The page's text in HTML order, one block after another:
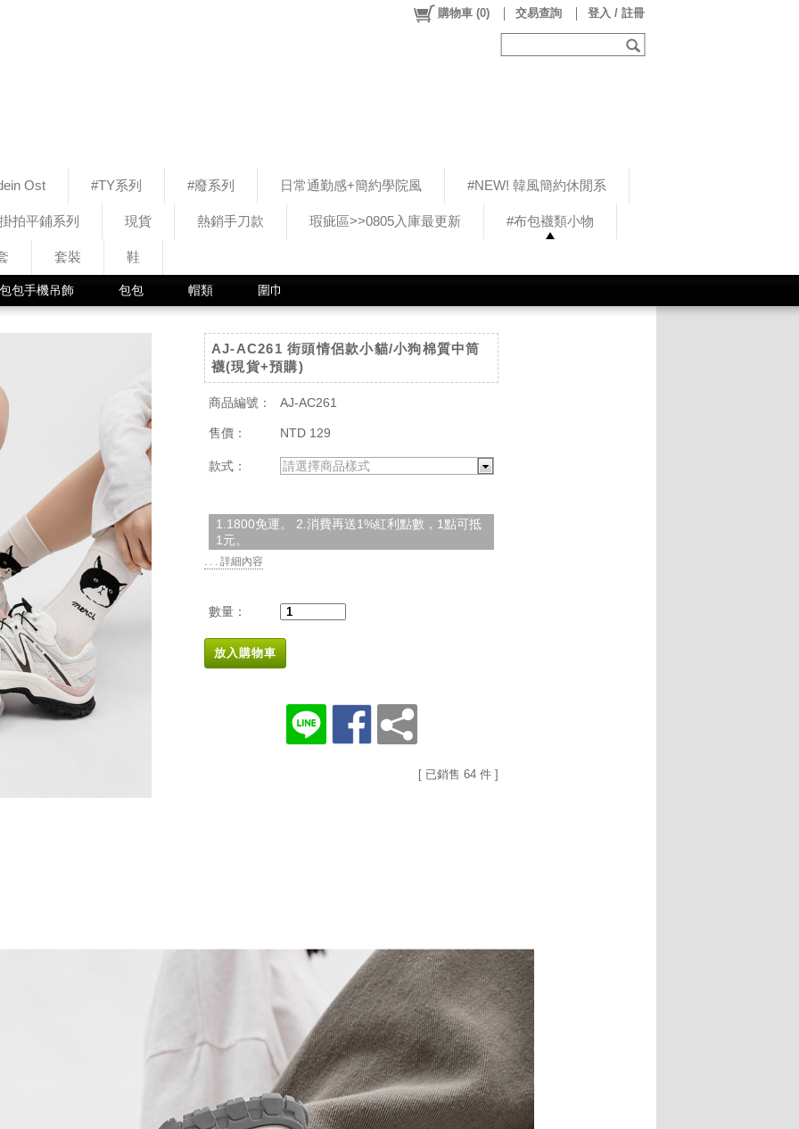
Ost #TY系列 #廢系列 日常通勤感+簡約學院風 #NEW! 韓風簡約休閒系
拍平鋪系列 現貨 熱銷手刀款 瑕疵區>>0805入庫最更新 #布包襪類小物
套裝 鞋
購物車 (0) 交易查詢 登入 / 註冊
包包手機吊飾 包包 帽類 圍巾
AJ-AC261 街頭情侶款小貓/小狗棉質中筒
襪(現貨+預購)
商品編號： AJ-AC261
售價： NTD 129
款式： 請選擇商品樣式
1.1800免運。 2.消費再送1%紅利點數，1點可抵
1元。
. . . 詳細內容
數量：
放入購物車
[ 已銷售 64 件 ]